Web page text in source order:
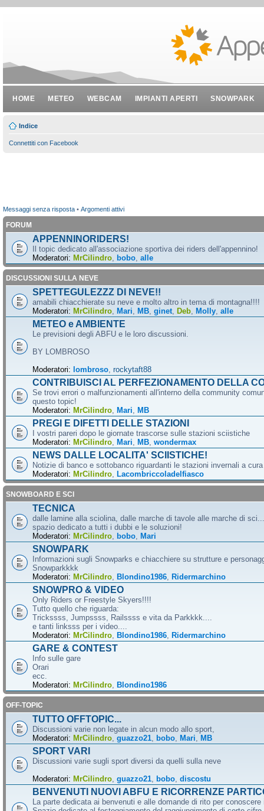
HOME METEO WEBCAM IMPIANTI APERTI SNOWPARK
Indice
Connettiti con Facebook
Messaggi senza risposta • Argomenti attivi
FORUM
APPENNINORIDERS!
Il topic dedicato all'associazione sportiva dei riders dell'appennino!
Moderatori: MrCilindro bobo alle
DISCUSSIONI SULLA NEVE
SPETTEGULEZZZ DI NEVE!!
amabili chiacchierate su neve e molto altro in tema di montagna!!!!
Moderatori: MrCilindro Mari MB ginet Deb Molly alle
METEO e AMBIENTE
Le previsioni degli ABFU e le loro discussioni.
BY LOMBROSO
Moderatori: lombroso rockytaft88
CONTRIBUISCI AL PERFEZIONAMENTO DELLA
Se trovi errori o malfunzionamenti all'interno della community
questo topic!
Moderatori: MrCilindro Mari MB
PREGI E DIFETTI DELLE STAZIONI
I vostri pareri dopo le giornate trascorse sulle stazioni sciistiche
Moderatori: MrCilindro Mari MB wondermax
NEWS DALLE LOCALITA' SCIISTICHE!
Notizie di banco e sottobanco riguardanti le stazioni invernali a
Moderatori: MrCilindro Lacombriccoladelfiasco
SNOWBOARD E SCI
TECNICA
dalle lamine alla sciolina, dalle marche di tavole alle marche di
spazio dedicato a tutti i dubbi e le soluzioni!
Moderatori: MrCilindro bobo Mari
SNOWPARK
Informazioni sugli Snowparks e chiacchiere su strutture e
Snowparkkkk
Moderatori: MrCilindro Blondino1986 Ridermarchino
SNOWPRO & VIDEO
Only Riders or Freestyle Skyers!!!!
Tutto quello che riguarda:
Trickssss, Jumpssss, Railssss e vita da Parkkkk....
e tanti linksss per i video....
Moderatori: MrCilindro Blondino1986 Ridermarchino
GARE & CONTEST
Info sulle gare
Orari
ecc.
Moderatori: MrCilindro Blondino1986
OFF-TOPIC
TUTTO OFFTOPIC...
Discussioni varie non legate in alcun modo allo sport,
Moderatori: MrCilindro guazzo21 bobo Mari MB
SPORT VARI
Discussioni varie sugli sport diversi da quelli sulla neve
Moderatori: MrCilindro guazzo21 bobo discostu
BENVENUTI NUOVI ABFU E RICORRENZE
La parte dedicata ai benvenuti e alle domande di rito per